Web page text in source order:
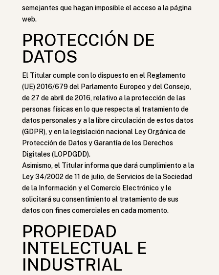
semejantes que hagan imposible el acceso a la página
web.
PROTECCIÓN DE
DATOS
El Titular cumple con lo dispuesto en el Reglamento
(UE) 2016/679 del Parlamento Europeo y del Consejo,
de 27 de abril de 2016, relativo a la protección de las
personas físicas en lo que respecta al tratamiento de
datos personales y a la libre circulación de estos datos
(GDPR), y en la legislación nacional Ley Orgánica de
Protección de Datos y Garantía de los Derechos
Digitales (LOPDGDD).
Asimismo, el Titular informa que dará cumplimiento a la
Ley 34/2002 de 11 de julio, de Servicios de la Sociedad
de la Información y el Comercio Electrónico y le
solicitará su consentimiento al tratamiento de sus
datos con fines comerciales en cada momento.
PROPIEDAD
INTELECTUAL E
INDUSTRIAL